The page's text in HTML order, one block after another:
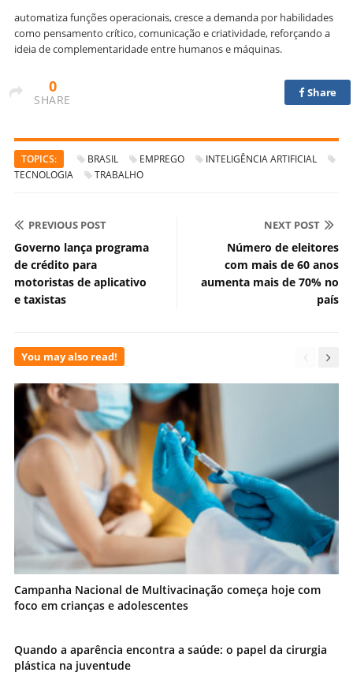
automatiza funções operacionais, cresce a demanda por habilidades
como pensamento crítico, comunicação e criatividade, reforçando a
ideia de complementaridade entre humanos e máquinas.
0
SHARE
Share
TOPICS: BRASIL EMPREGO
INTELIGÊNCIA ARTIFICIAL
TECNOLOGIA
TRABALHO
PREVIOUS POST
Governo lança programa
de crédito para
motoristas de aplicativo
e taxistas
NEXT POST
Número de eleitores
com mais de 60 anos
aumenta mais de 70% no
país
You may also read!
Campanha Nacional de Multivacinação começa hoje com
foco em crianças e adolescentes
Quando a aparência encontra a saúde: o papel da cirurgia
plástica na juventude